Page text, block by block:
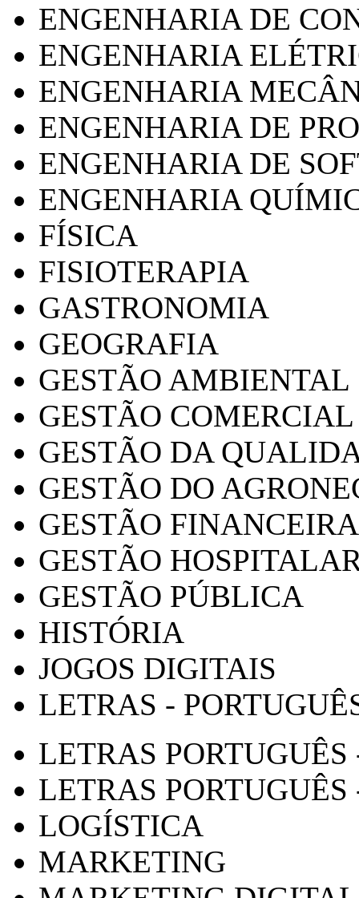
ENGENHARIA DE
ENGENHARIA
ENGENHARIA
ENGENHARIA DE
ENGENHARIA DE
ENGENHARIA
FÍSICA
FISIOTERAPIA
GASTRONOMIA
GEOGRAFIA
GESTÃO AMBIENTAL
GESTÃO COMERCIAL
GESTÃO DA
GESTÃO DO
GESTÃO FINANCEIRA
GESTÃO
GESTÃO PÚBLICA
HISTÓRIA
JOGOS DIGITAIS
LETRAS -
LETRAS
LETRAS PORTUGUÊS
LOGÍSTICA
MARKETING